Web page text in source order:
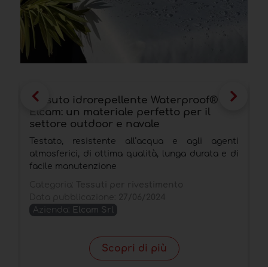
Tessuto idrorepellente Waterproof® di
Elcam: un materiale perfetto per il
settore outdoor e navale
Testato, resistente all’acqua e agli agenti
atmosferici, di ottima qualità, lunga durata e di
facile manutenzione
Azienda: Elcam Srl
Scopri di più